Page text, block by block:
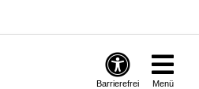
Barrierefrei Menü